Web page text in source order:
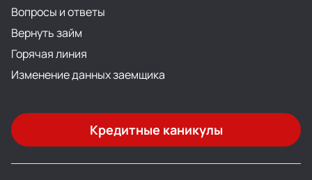
Вопросы и ответы
Вернуть займ
Горячая линия
Изменение данных заемщика
Кредитные каникулы